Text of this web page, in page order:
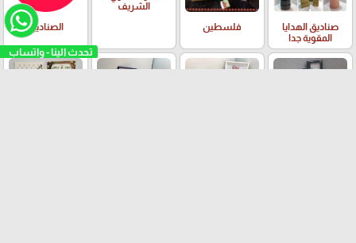
صناديق الهدايا
المقوية جدا
فلسطين
الشريف
الصناديق